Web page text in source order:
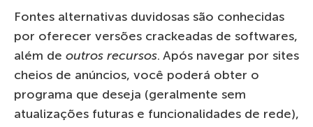
Fontes alternativas duvidosas são conhecidas
por oferecer versões crackeadas de softwares,
além de outros recursos. Após navegar por sites
cheios de anúncios, você poderá obter o
programa que deseja (geralmente sem
atualizações futuras e funcionalidades de rede),